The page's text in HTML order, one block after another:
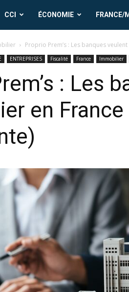
CCICCI ÉCONOMIE FRANCE/
Proprio Prem’s : Les banques
ENTREPRISES Fiscalité France Immobilier
: Les
en